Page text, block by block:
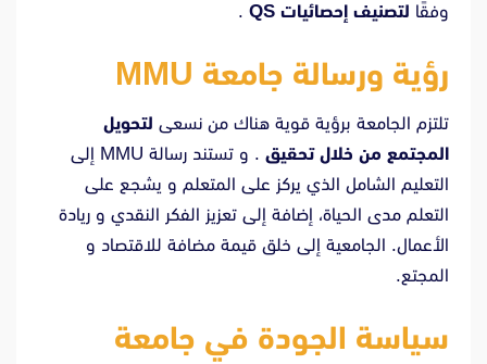
وفقًا لتصنيف إحصائيات QS .
رؤية ورسالة جامعة MMU
تلتزم الجامعة برؤية قوية هناك من نسعى لتحويل
المجتمع من خلال تحقيق
. و تستند رسالة MMU إلى
التعليم الشامل الذي يركز على المتعلم و يشجع على
التعلم مدى الحياة، إضافة إلى تعزيز الفكر النقدي و ريادة
الأعمال. الجامعية إلى خلق قيمة مضافة للاقتصاد و
المجتع.
سياسة الجودة في جامعة